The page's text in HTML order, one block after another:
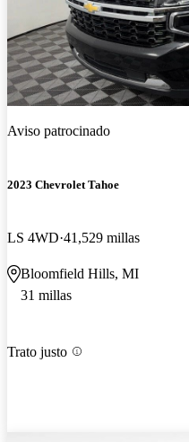
Aviso patrocinado
2023 Chevrolet Tahoe
LS 4WD 41,529 millas
Bloomfield Hills, MI
31 millas
Trato justo